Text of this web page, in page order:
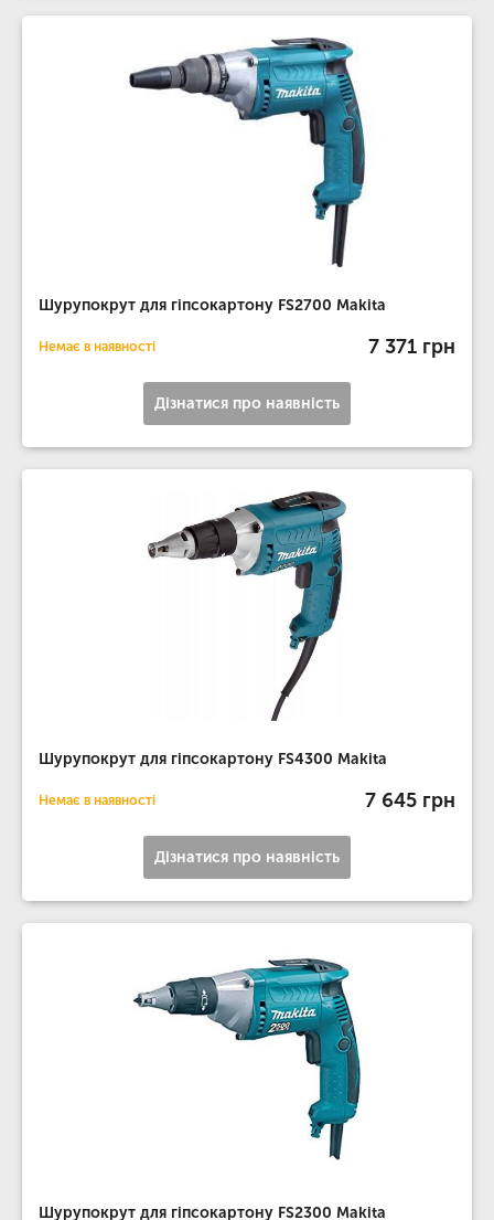
Шурупокрут для гіпсокартону FS2700 Makita
Немає в наявності 7 371 грн
Дізнатися про наявність
Шурупокрут для гіпсокартону FS4300 Makita
Немає в наявності 7 645 грн
Дізнатися про наявність
Шурупокрут для гіпсокартону FS2300 Makita